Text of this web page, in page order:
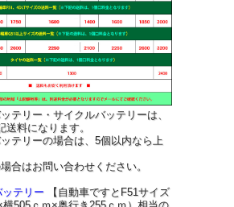
テリー・サイクルバッテリーは、
送料になります。
ッテリーの場合は、5個以内なら上
合はお問い合わせください。
テリー 【自動車ですとF51サイズ